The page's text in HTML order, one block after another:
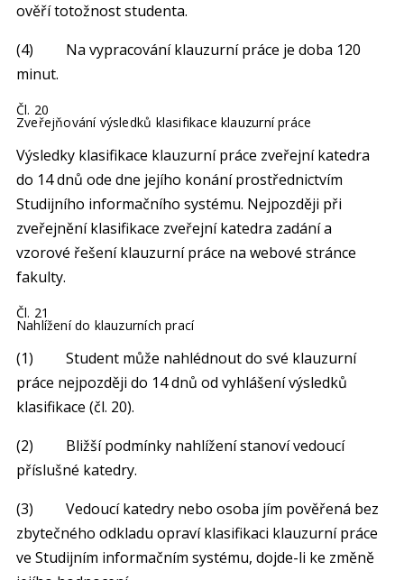
ověří totožnost studenta.
(4) Na vypracování klauzurní práce je doba 120
minut.
Čl. 20
Zveřejňování výsledků klasifikace klauzurní práce
Výsledky klasifikace klauzurní práce zveřejní katedra
do 14 dnů ode dne jejího konání prostřednictvím
Studijního informačního systému. Nejpozději při
zveřejnění klasifikace zveřejní katedra zadání a
vzorové řešení klauzurní práce na webové stránce
fakulty.
Čl. 21
Nahlížení do klauzurních prací
(1) Student může nahlédnout do své klauzurní
práce nejpozději do 14 dnů od vyhlášení výsledků
klasifikace (čl. 20).
(2) Bližší podmínky nahlížení stanoví vedoucí
příslušné katedry.
(3) Vedoucí katedry nebo osoba jím pověřená bez
zbytečného odkladu opraví klasifikaci klauzurní práce
ve Studijním informačním systému, dojde-li ke změně